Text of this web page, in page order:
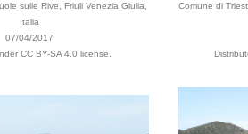
sulle Rive, Friuli Venezia Giulia,
Italia
07/04/2017
CC BY-SA 4.0 license.
Comune di